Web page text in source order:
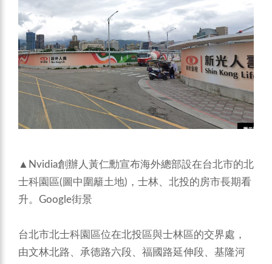
▲Nvidia創辦人黃仁勳宣布海外總部設在台北市的北
士科園區(圖中圍籬土地)，士林、北投的房市長期看
升。Google街景
台北市北士科園區位在北投區與士林區的交界處，
由文林北路、承德路六段、福國路延伸段、基隆河